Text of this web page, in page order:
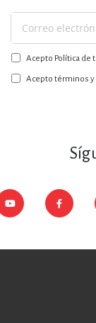
Suscríbase
a
nuestro
boletín:
Acepto Política de
Acepto términos